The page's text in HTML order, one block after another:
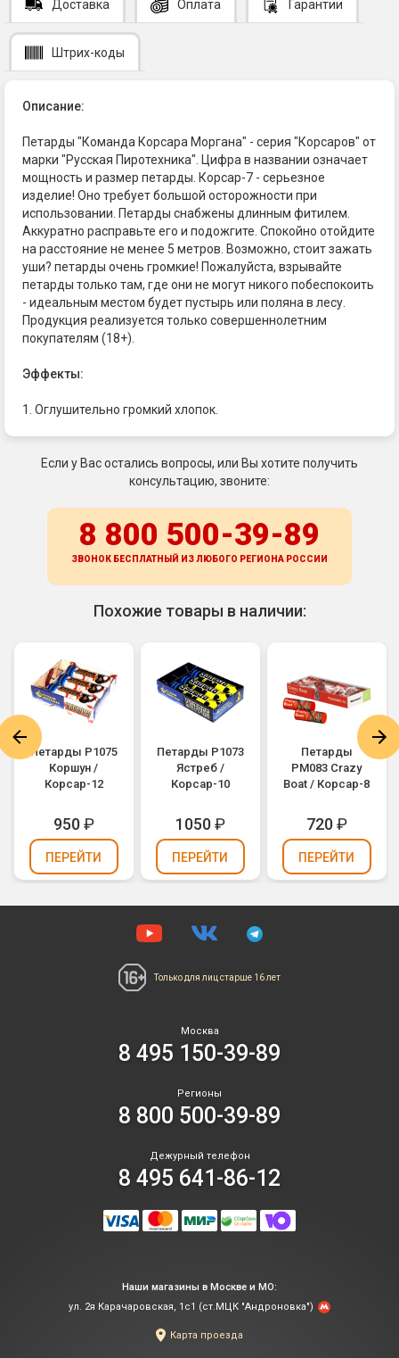
Доставка Оплата Гарантии
Штрих-коды
Описание:
Петарды "Команда Корсара Моргана" - серия "Корсаров" от
марки "Русская Пиротехника". Цифра в названии означает
мощность и размер петарды. Корсар-7 - серьезное
изделие! Оно требует большой осторожности при
использовании. Петарды снабжены длинным фитилем.
Аккуратно расправьте его и подожгите. Спокойно отойдите
на расстояние не менее 5 метров. Возможно, стоит зажать
уши? петарды очень громкие! Пожалуйста, взрывайте
петарды только там, где они не могут никого побеспокоить
- идеальным местом будет пустырь или поляна в лесу.
Продукция реализуется только совершеннолетним
покупателям (18+).
Эффекты:
1. Оглушительно громкий хлопок.
Если у Вас остались вопросы, или Вы хотите получить
консультацию, звоните:
8 800 500-39-89
ЗВОНОК БЕСПЛАТНЫЙ ИЗ ЛЮБОГО РЕГИОНА РОССИИ
Похожие товары в наличии:
Петарды Р1075
Коршун /
Корсар-12
950₽
ПЕРЕЙТИ
Петарды Р1073
Ястреб /
Корсар-10
1050₽
ПЕРЕЙТИ
Петарды
PM083 Crazy
Boat / Корсар-8
720₽
ПЕРЕЙТИ
Только для лицстарше 16 лет
Москва
8 495 150-39-89
Регионы
8 800 500-39-89
Дежурный телефон
8 495 641-86-12
Наши магазины в Москве и МО:
ул. 2я Карачаровская, 1с1 (ст.МЦК "Андроновка")
Карта проезда